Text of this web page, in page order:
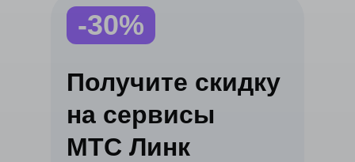
-30%
Получите скидку
на сервисы
МТС Линк